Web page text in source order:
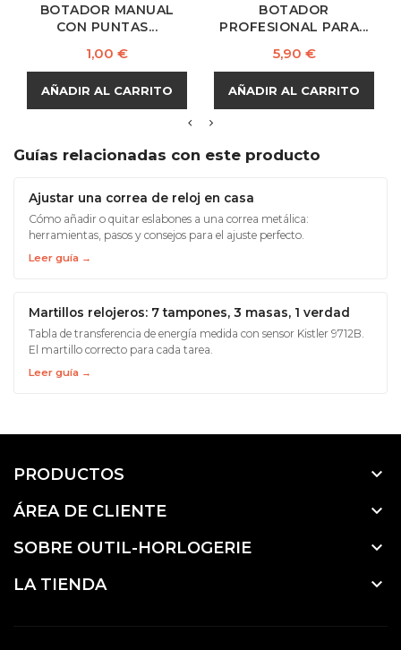
BOTADOR MANUAL
CON PUNTAS...
Precio
1,00 €
AÑADIR AL CARRITO
BOTADOR
PROFESIONAL PARA...
Precio
5,90 €
AÑADIR AL CARRITO
Guías relacionadas con este producto
Ajustar una correa de reloj en casa
Cómo añadir o quitar eslabones a una correa metálica:
herramientas, pasos y consejos para el ajuste perfecto.
Leer guía →
Martillos relojeros: 7 tampones, 3 masas, 1 verdad
Tabla de transferencia de energía medida con sensor Kistler 9712B.
El martillo correcto para cada tarea.
Leer guía →
PRODUCTOS 
ÁREA DE CLIENTE 
SOBRE OUTIL-HORLOGERIE 
LA TIENDA 